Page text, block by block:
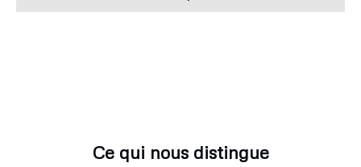
Ce qui nous distingue